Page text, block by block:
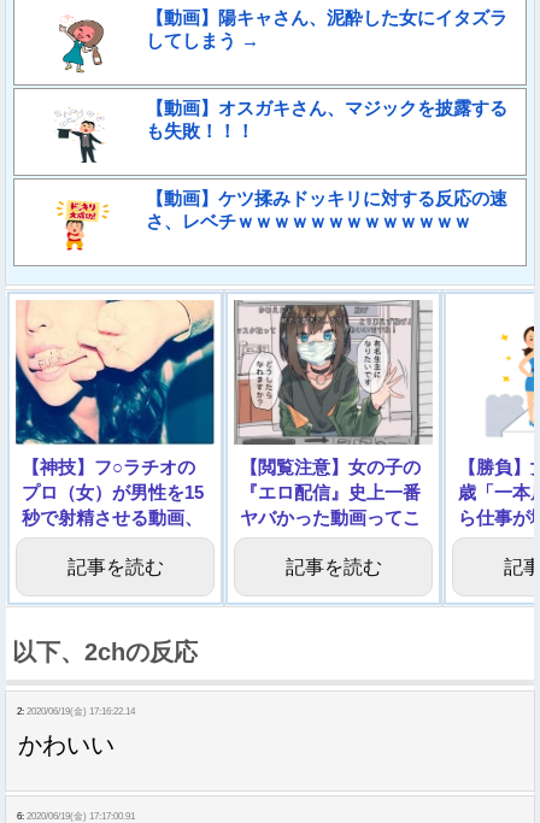
【動画】陽キャさん、泥酔した女にイタズラ
してしまう →
【動画】オスガキさん、マジックを披露する
も失敗！！！
【動画】ケツ揉みドッキリに対する反応の速
さ、レベチｗｗｗｗｗｗｗｗｗｗｗｗｗ
【神技】フ○ラチオの
プロ（女）が男性を15
秒で射精させる動画、
エロすぎる
記事を読む
【閲覧注意】女の子の
『エロ配信』史上一番
ヤバかった動画ってこ
れだよな…
記事を読む
【勝負
歳「一本
ら仕事が
→動画像
記
以下、2chの反応
2: 2020/06/19(金) 17:16:22.14
かわいい
6: 2020/06/19(金) 17:17:00.91